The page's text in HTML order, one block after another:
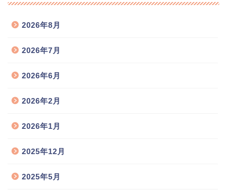
2026年8月
2026年7月
2026年6月
2026年2月
2026年1月
2025年12月
2025年5月